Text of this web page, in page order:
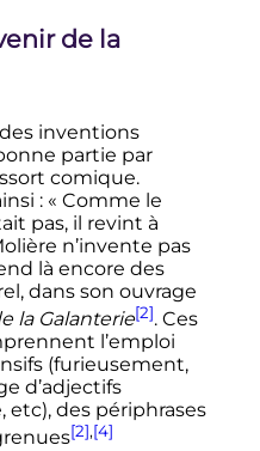
de la
inventions
partie par
comique.
: « Comme le
pas, il revint à
n’invente pas
là encore des
dans son ouvrage
la Galanterie[2]. Ces
l’emploi
(furieusement,
d’adjectifs
des périphrases
[2],[4]